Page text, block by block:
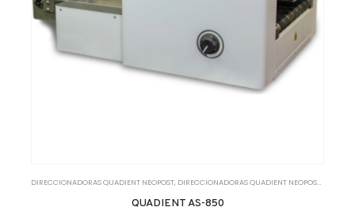
DIRECCIONADORAS QUADIENT NEOPOST, DIRECCIONADORAS QUADIENT NEOPOST MONOCROMO
QUADIENT AS-850